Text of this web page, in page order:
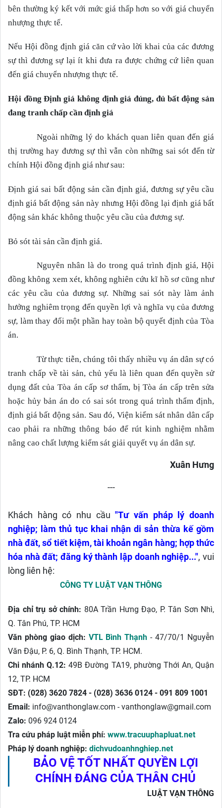
bên thường ký kết với mức giá thấp hơn so với giá chuyển
nhượng thực tế.
Nếu Hội đồng định giá căn cứ vào lời khai của các đương
sự thì đương sự lại ít khi đưa ra được chứng cứ liên quan
đến giá chuyển nhượng thực tế.
Hội đồng Định giá không định giá đúng, đủ bất động sản
đang tranh chấp cần định giá
Ngoài những lý do khách quan liên quan đến giá
thị trường hay đương sự thì vẫn còn những sai sót đến từ
chính Hội đồng định giá như sau:
Định giá sai bất động sản cần định giá, đương sự yêu cầu
định giá bất động sản này nhưng Hội đồng lại định giá bất
động sản khác không thuộc yêu cầu của đương sự.
Bỏ sót tài sản cần định giá.
Nguyên nhân là do trong quá trình định giá, Hội
đồng không xem xét, không nghiên cứu kĩ hồ sơ cũng như
các yêu cầu của đương sự. Những sai sót này làm ảnh
hưởng nghiêm trọng đến quyền lợi và nghĩa vụ của đương
sự, làm thay đổi một phần hay toàn bộ quyết định của Tòa
án.
Từ thực tiễn, chúng tôi thấy nhiều vụ án dân sự có
tranh chấp về tài sản, chủ yếu là liên quan đến quyền sử
dụng đất của Tòa án cấp sơ thẩm, bị Tòa án cấp trên sửa
hoặc hủy bản án do có sai sót trong quá trình thẩm định,
định giá bất động sản. Sau đó, Viện kiểm sát nhân dân cấp
cao phải ra những thông báo để rút kinh nghiệm nhằm
nâng cao chất lượng kiểm sát giải quyết vụ án dân sự.
Xuân Hưng
---
Khách hàng có nhu cầu"Tư vấn pháp lý doanh
nghiệp; làm thủ tục khai nhận di sản thừa kế gồm
nhà đất, sổ tiết kiệm, tài khoản ngân hàng; hợp thức
hóa nhà đất; đăng ký thành lập doanh nghiệp...", vui
lòng liên hệ:
CÔNG TY LUẬT VẠN THÔNG
Địa chỉ trụ sở chính: 80A Trần Hưng Đạo, P. Tân Sơn Nhì,
Q. Tân Phú, TP. HCM
Văn phòng giao dịch: VTL Bình Thạnh - 47/70/1 Nguyễn
Văn Đậu, P. 6, Q. Bình Thạnh, TP. HCM.
Chi nhánh Q.12:49B Đường TA19, phường Thới An, Quận
12, TP. HCM
SĐT: (028) 3620 7824 - (028) 3636 0124 - 091 809 1001
Email: info@vanthonglaw.com - vanthonglaw@gmail.com
Zalo: 096 924 0124
Tra cứu pháp luật miễn phí: www.tracuuphapluat.net
Pháp lý doanh nghiệp: dichvudoanhnghiep.net
BẢO VỆ TỐT NHẤT QUYỀN LỢI
CHÍNH ĐÁNG CỦA THÂN CHỦ
LUẬT VẠN THÔNG